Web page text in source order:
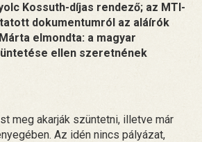
Kossuth-díjas rendező; az MTI-
dokumentumról az aláírók
elmondta: a magyar
ellen szeretnének
meg akarják szüntetni, illetve már
Az idén nincs pályázat,